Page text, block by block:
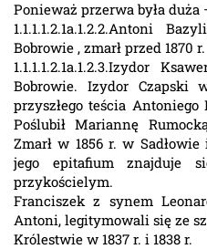
Ponieważ przerwa była duża
1.1.1.1.2.1a.1.2.2.Antoni
Bobrowie , zmarł przed 1870 r.
1.1.1.1.2.1a.1.2.3.Izydor
Bobrowie. Izydor Czapski
przyszłego teścia Antoniego
Poślubił Mariannę
Zmarł w 1856 r. w
jego epitafium znajduje
przykościelym.
Franciszek z synem
Antoni, legitymowali się ze
Królestwie w 1837 r. i 1838 r.